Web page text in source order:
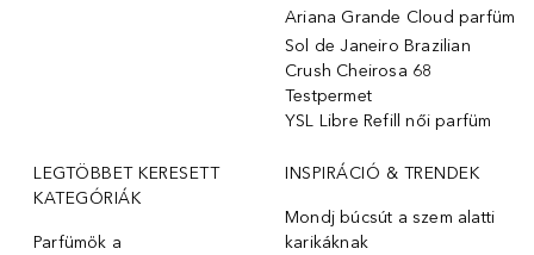
Ariana Grande Cloud parfüm
Sol de Janeiro Brazilian
Crush Cheirosa 68
Testpermet
YSL Libre Refill női parfüm
LEGTÖBBET KERESETT
KATEGÓRIÁK
Parfümök ️a
INSPIRÁCIÓ & TRENDEK
Mondj búcsút a szem alatti
karikáknak